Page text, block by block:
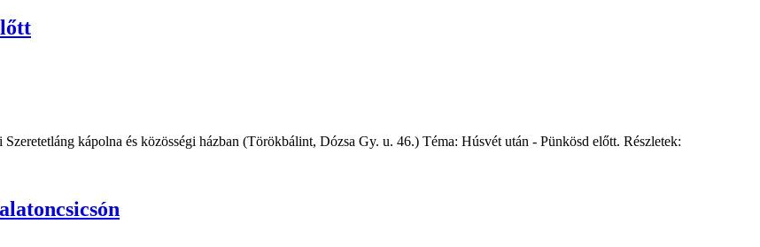
kápolna és közösségi házban (Törökbálint, Dózsa Gy. u. 46.) Téma: Húsvét után - Pünkösd előtt. Részletek: